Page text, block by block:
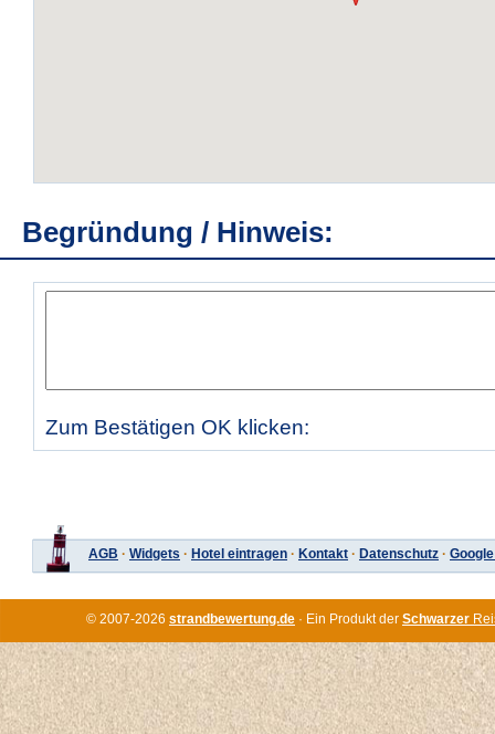
Begründung / Hinweis:
Zum Bestätigen OK klicken:
AGB · Widgets · Hotel eintragen · Kontakt · Datenschutz ·
© 2007-2026 strandbewertung.de · Ein Produkt der Schwarzer